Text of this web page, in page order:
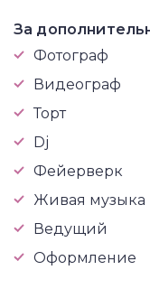
За
Фотограф
Видеограф
Торт
Dj
Фейерверк
Живая музыка
Ведущий
Оформление